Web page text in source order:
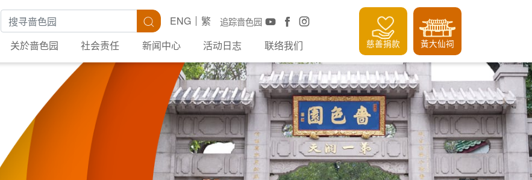
搜寻关键字 搜寻 追踪啬色园
ENG
繁
关於啬色园
社会责任 新闻中心 活动日志 联络我们 慈善捐款 黃大仙祠